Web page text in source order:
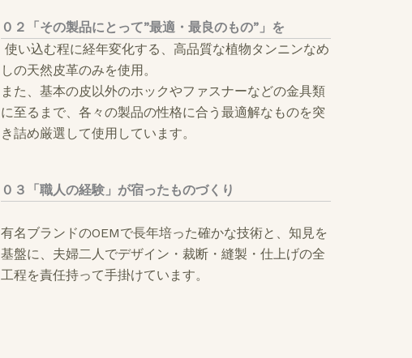
０２
「その製品にとって”最適・最良のもの”」を
使い込む程に経年変化する、高品質な植物タンニンなめ
しの天然皮革のみを使用。
また、基本の皮以外のホックやファスナーなどの金具類
に至るまで、各々の製品の性格に合う最適解なものを突
き詰め厳選して使用しています。
０３ 「職人の経験」が宿ったものづくり
有名ブランドのOEMで長年培った確かな技術と、知見を
基盤に、夫婦二人でデザイン・裁断・縫製・仕上げの全
工程を責任持って手掛けています。